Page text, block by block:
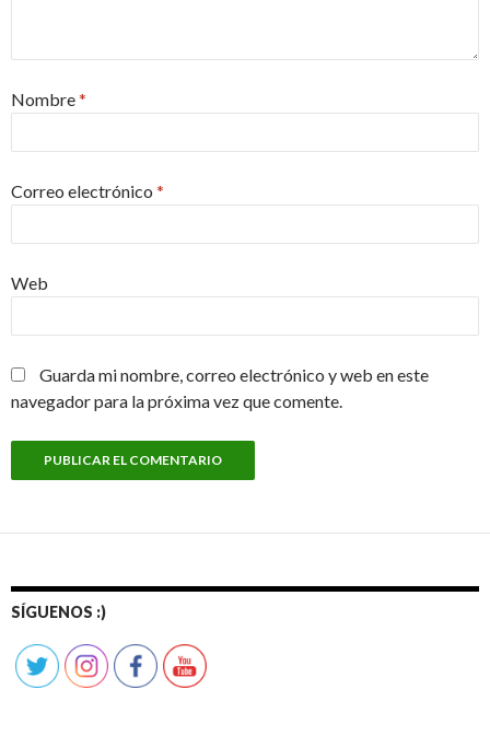
Nombre*
Correo electrónico *
Web
Guarda mi nombre, correo electrónico y web en este
navegador para la próxima vez que comente.
SÍGUENOS :)